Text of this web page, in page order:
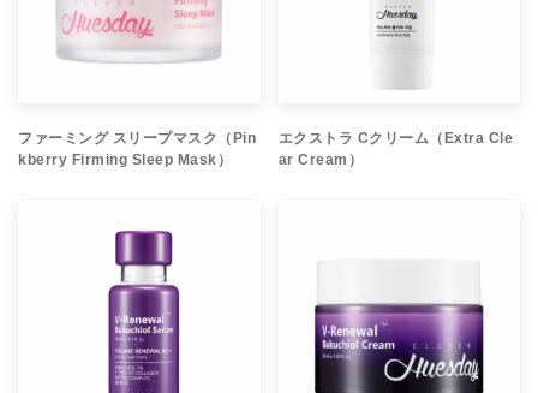
ファーミング スリープマスク（Pin
kberry Firming Sleep Mask）
エクストラ Cクリーム（Extra Cle
ar Cream）